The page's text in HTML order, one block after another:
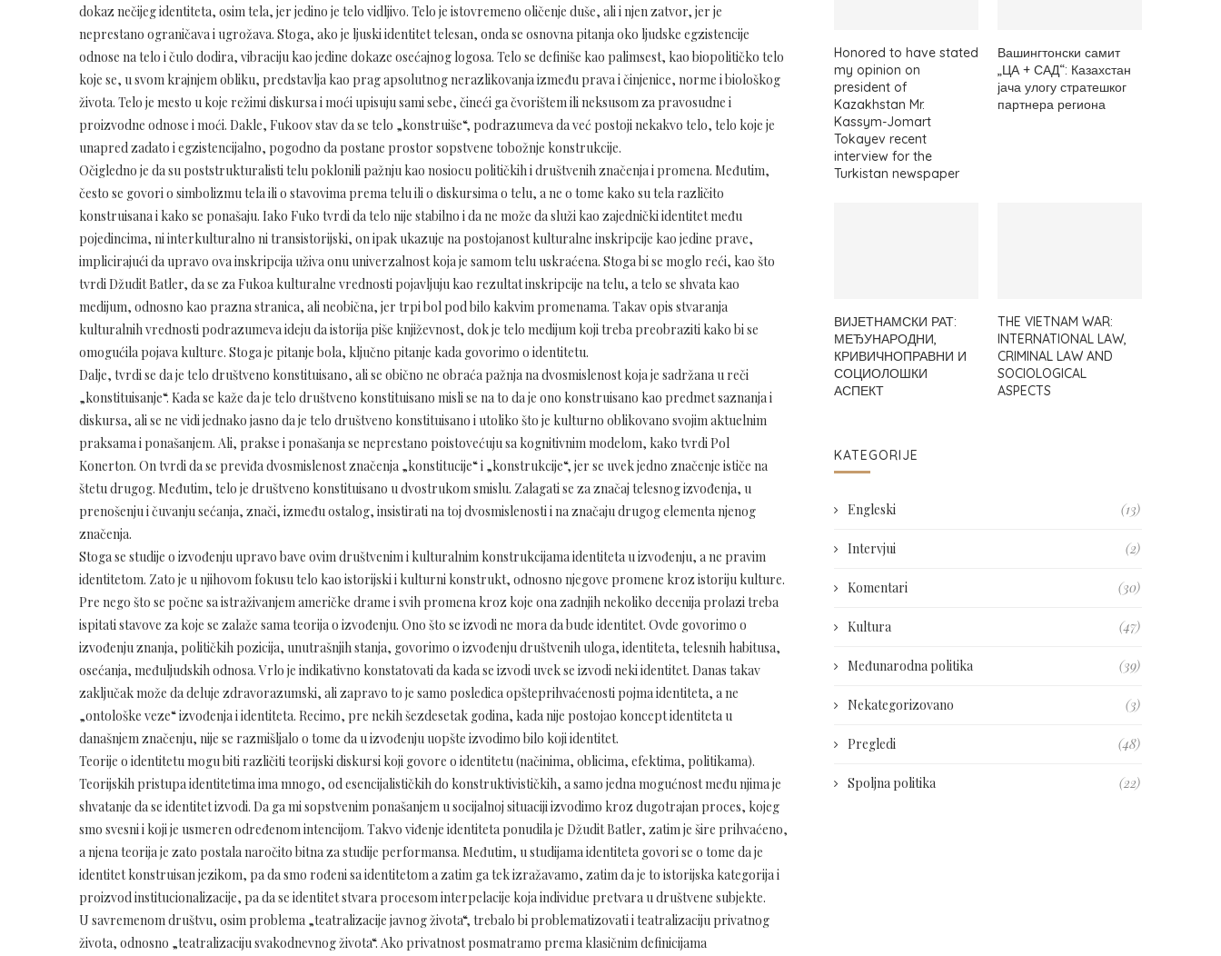
dokaz nečijeg identiteta, osim tela, jer jedino je telo vidljivo. Telo je istovremeno oličenje duše, ali i njen zatvor, jer je
neprestano ograničava i ugrožava. Stoga, ako je ljuski identitet telesan, onda se osnovna pitanja oko ljudske egzistencije
odnose na telo i čulo dodira, vibraciju kao jedine dokaze osećajnog logosa. Telo se definiše kao palimsest, kao biopolitičko telo
koje se, u svom krajnjem obliku, predstavlja kao prag apsolutnog nerazlikovanja između prava i činjenice, norme i biološkog
života. Telo je mesto u koje režimi diskursa i moći upisuju sami sebe, čineći ga čvorištem ili neksusom za pravosudne i
proizvodne odnose i moći. Dakle, Fukoov stav da se telo „konstruiše“, podrazumeva da već postoji nekakvo telo, telo koje je
unapred zadato i egzistencijalno, pogodno da postane prostor sopstvene tobožnje konstrukcije.
Očigledno je da su poststrukturalisti telu poklonili pažnju kao nosiocu političkih i društvenih značenja i promena. Međutim,
često se govori o simbolizmu tela ili o stavovima prema telu ili o diskursima o telu, a ne o tome kako su tela različito
konstruisana i kako se ponašaju. Iako Fuko tvrdi da telo nije stabilno i da ne može da služi kao zajednički identitet među
pojedincima, ni interkulturalno ni transistorijski, on ipak ukazuje na postojanost kulturalne inskripcije kao jedine prave,
implicirajući da upravo ova inskripcija uživa onu univerzalnost koja je samom telu uskraćena. Stoga bi se moglo reći, kao što
tvrdi Džudit Batler, da se za Fukoa kulturalne vrednosti pojavljuju kao rezultat inskripcije na telu, a telo se shvata kao
medijum, odnosno kao prazna stranica, ali neobična, jer trpi bol pod bilo kakvim promenama. Takav opis stvaranja
kulturalnih vrednosti podrazumeva ideju da istorija piše književnost, dok je telo medijum koji treba preobraziti kako bi se
omogućila pojava kulture. Stoga je pitanje bola, ključno pitanje kada govorimo o identitetu.
Dalje, tvrdi se da je telo društveno konstituisano, ali se obično ne obraća pažnja na dvosmislenost koja je sadržana u reči
„konstituisanje“. Kada se kaže da je telo društveno konstituisano misli se na to da je ono konstruisano kao predmet saznanja i
diskursa, ali se ne vidi jednako jasno da je telo društveno konstituisano i utoliko što je kulturno oblikovano svojim aktuelnim
praksama i ponašanjem. Ali, prakse i ponašanja se neprestano poistovećuju sa kognitivnim modelom, kako tvrdi Pol
Konerton. On tvrdi da se previđa dvosmislenost značenja „konstitucije“ i „konstrukcije“, jer se uvek jedno značenje ističe na
štetu drugog. Međutim, telo je društveno konstituisano u dvostrukom smislu. Zalagati se za značaj telesnog izvođenja, u
prenošenju i čuvanju sećanja, znači, između ostalog, insistirati na toj dvosmislenosti i na značaju drugog elementa njenog
značenja.
Stoga se studije o izvođenju upravo bave ovim društvenim i kulturalnim konstrukcijama identiteta u izvođenju, a ne pravim
identitetom. Zato je u njihovom fokusu telo kao istorijski i kulturni konstrukt, odnosno njegove promene kroz istoriju kulture.
Pre nego što se počne sa istraživanjem američke drame i svih promena kroz koje ona zadnjih nekoliko decenija prolazi treba
ispitati stavove za koje se zalaže sama teorija o izvođenju. Ono što se izvodi ne mora da bude identitet. Ovde govorimo o
izvođenju znanja, političkih pozicija, unutrašnjih stanja, govorimo o izvođenju društvenih uloga, identiteta, telesnih habitusa,
osećanja, međuljudskih odnosa. Vrlo je indikativno konstatovati da kada se izvodi uvek se izvodi neki identitet. Danas takav
zaključak može da deluje zdravorazumski, ali zapravo to je samo posledica opšteprihvaćenosti pojma identiteta, a ne
„ontološke veze“ izvođenja i identiteta. Recimo, pre nekih šezdesetak godina, kada nije postojao koncept identiteta u
današnjem značenju, nije se razmišljalo o tome da u izvođenju uopšte izvodimo bilo koji identitet.
Teorije o identitetu mogu biti različiti teorijski diskursi koji govore o identitetu (načinima, oblicima, efektima, politikama).
Teorijskih pristupa identitetima ima mnogo, od esencijalističkih do konstruktivističkih, a samo jedna mogućnost među njima je
shvatanje da se identitet izvodi. Da ga mi sopstvenim ponašanjem u socijalnoj situaciji izvodimo kroz dugotrajan proces, kojeg
smo svesni i koji je usmeren određenom intencijom. Takvo viđenje identiteta ponudila je Džudit Batler, zatim je šire prihvaćeno,
a njena teorija je zato postala naročito bitna za studije performansa. Međutim, u studijama identiteta govori se o tome da je
identitet konstruisan jezikom, pa da smo rođeni sa identitetom a zatim ga tek izražavamo, zatim da je to istorijska kategorija i
proizvod institucionalizacije, pa da se identitet stvara procesom interpelacije koja individue pretvara u društvene subjekte.
U savremenom društvu, osim problema „teatralizacije javnog života“, trebalo bi problematizovati i teatralizaciju privatnog
života, odnosno „teatralizaciju svakodnevnog života“. Ako privatnost posmatramo prema klasičnim definicijama
Honored to have stated
my opinion on
president of
Kazakhstan Mr.
Kassym-Jomart
Tokayev recent
interview for the
Turkistan newspaper
Вашингтонски самит
„ЦА + САД“: Казахстан
јача улогу стратешког
партнера региона
ВИЈЕТНАМСКИ РАТ:
МЕЂУНАРОДНИ,
КРИВИЧНОПРАВНИ И
СОЦИОЛОШКИ
АСПЕКТ
THE VIETNAM WAR:
INTERNATIONAL LAW,
CRIMINAL LAW AND
SOCIOLOGICAL
ASPECTS
KATEGORIJE
Engleski (13)
Intervjui (2)
Komentari (30)
Kultura (47)
Međunarodna politika (39)
Nekategorizovano (3)
Pregledi (48)
Spoljna politika (22)